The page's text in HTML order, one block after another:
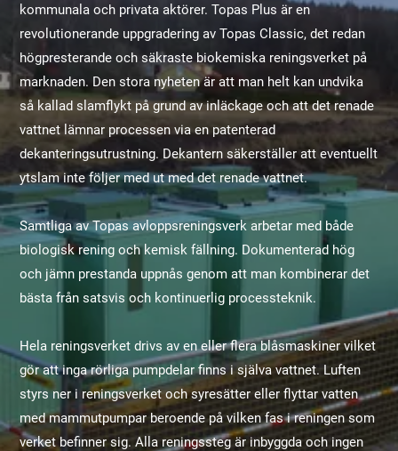
kommunala och privata aktörer. Topas Plus är en
revolutionerande uppgradering av Topas Classic, det redan
högpresterande och säkraste biokemiska reningsverket på
marknaden. Den stora nyheten är att man helt kan undvika
så kallad slamflykt på grund av inläckage och att det renade
vattnet lämnar processen via en patenterad
dekanteringsutrustning. Dekantern säkerställer att eventuellt
ytslam inte följer med ut med det renade vattnet.
Samtliga av Topas avloppsreningsverk arbetar med både
biologisk rening och kemisk fällning. Dokumenterad hög
och jämn prestanda uppnås genom att man kombinerar det
bästa från satsvis och kontinuerlig processteknik.
Hela reningsverket drivs av en eller flera blåsmaskiner vilket
gör att inga rörliga pumpdelar finns i själva vattnet. Luften
styrs ner i reningsverket och syresätter eller flyttar vatten
med mammutpumpar beroende på vilken fas i reningen som
verket befinner sig. Alla reningssteg är inbyggda och ingen